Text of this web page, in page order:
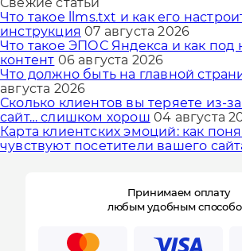
Что такое llms.txt и как его
инструкция 07 августа 2026
Что такое ЭПОС Яндекса и как под
контент 06 августа 2026
Что должно быть на главной
августа 2026
Сколько клиентов вы теряете из-
сайт… слишком хорош 04 августа
Карта клиентских эмоций: как
чувствуют посетители вашего
Принимаем оплату
любым удобным